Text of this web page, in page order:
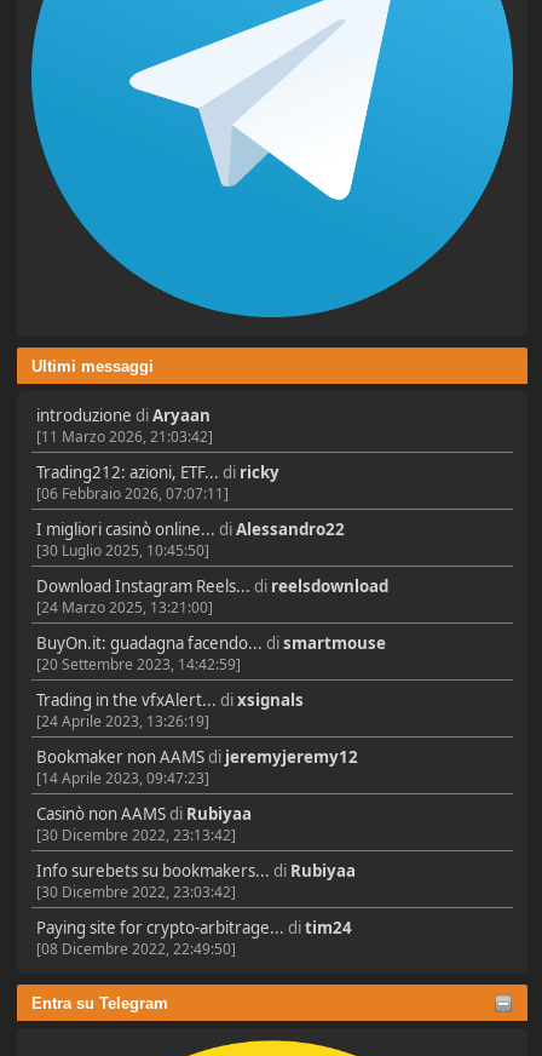
Ultimi messaggi
introduzione diAryaan
[11 Marzo 2026, 21:03:42]
Trading212: azioni, ETF... di ricky
[06 Febbraio 2026, 07:07:11]
I migliori casinò online... diAlessandro22
[30 Luglio 2025, 10:45:50]
Download Instagram Reels... di reelsdownload
[24 Marzo 2025, 13:21:00]
BuyOn.it: guadagna facendo... dismartmouse
[20 Settembre 2023, 14:42:59]
Trading in the vfxAlert... dixsignals
[24 Aprile 2023, 13:26:19]
Bookmaker non AAMSdi jeremyjeremy12
[14 Aprile 2023, 09:47:23]
Casinò non AAMSdi Rubiyaa
[30 Dicembre 2022, 23:13:42]
Info surebets su bookmakers... di Rubiyaa
[30 Dicembre 2022, 23:03:42]
Paying site for crypto-arbitrage... ditim24
[08 Dicembre 2022, 22:49:50]
Entra su Telegram